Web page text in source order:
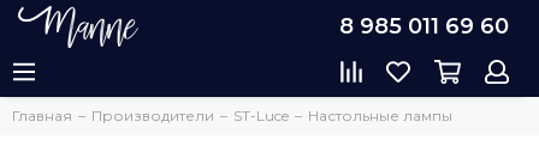
8 985 011 69 60
Главная Производители ST-Luce Настольные лампы